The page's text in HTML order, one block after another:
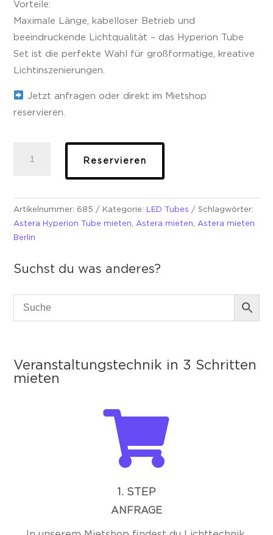
Vorteile:
Maximale Länge, kabelloser Betrieb und
beeindruckende Lichtqualität – das Hyperion Tube
Set ist die perfekte Wahl für großformatige, kreative
Lichtinszenierungen.
Jetzt anfragen oder direkt im Mietshop
reservieren.
4er
Set
Menge
Reservieren
Artikelnummer: 685 Kategorie: LED Tubes
Schlagwörter:
Astera Hyperion Tube mieten Astera mieten Astera mieten
Berlin
Suchst du was anderes?
Veranstaltungstechnik in 3 Schritten
mieten

1. STEP
ANFRAGE